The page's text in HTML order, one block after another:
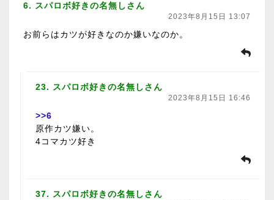
6. スパロボ好きの名無しさん
2023年8月15日 13:07
お前らはカツが好きなのか嫌いなのか。
23. スパロボ好きの名無しさん
2023年8月15日 16:46
>>6
原作カツ嫌い。
4コマカツ好き
37. スパロボ好きの名無しさん